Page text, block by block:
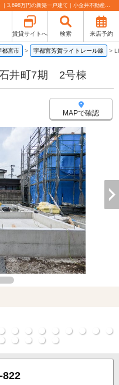
LIGARE宇都宮市石井町7期 2号棟 栃木県宇都宮市石井町 ｜3,698万円の新築一戸建て｜小金井不動産売買部 小山城東店
賃貸サイトへ 検索 来店予約
都宮市 > 宇都宮芳賀ライトレール線 >
井町7期 2号棟
MAPで確認
822